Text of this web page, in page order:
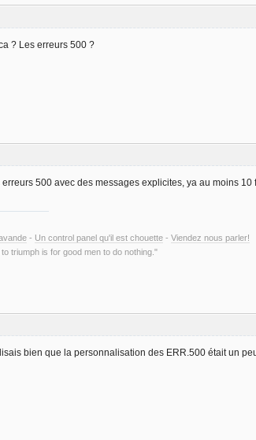
? Les erreurs 500 ?
500 avec des messages explicites, ya au moins
- Un control panel qu'il est chouette - Viendez nous parler!
triumph is for good men to do nothing."
bien que la personnalisation des ERR.500 était un